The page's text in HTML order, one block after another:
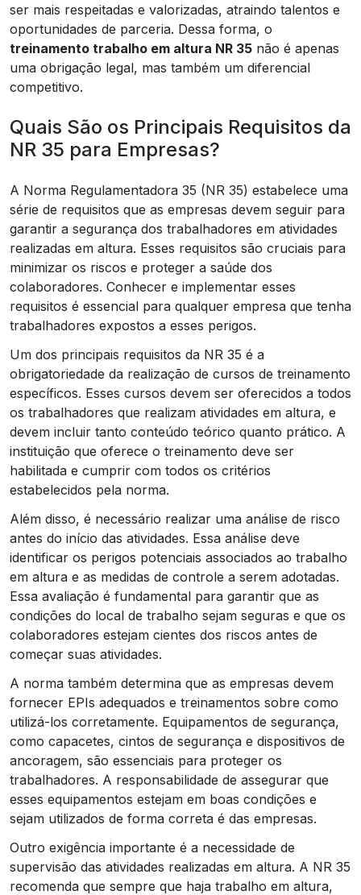
ser mais respeitadas e valorizadas, atraindo talentos e
oportunidades de parceria. Dessa forma, o
treinamento trabalho em altura NR 35 não é apenas
uma obrigação legal, mas também um diferencial
competitivo.
Quais São os Principais Requisitos da
NR 35 para Empresas?
A Norma Regulamentadora 35 (NR 35) estabelece uma
série de requisitos que as empresas devem seguir para
garantir a segurança dos trabalhadores em atividades
realizadas em altura. Esses requisitos são cruciais para
minimizar os riscos e proteger a saúde dos
colaboradores. Conhecer e implementar esses
requisitos é essencial para qualquer empresa que tenha
trabalhadores expostos a esses perigos.
Um dos principais requisitos da NR 35 é a
obrigatoriedade da realização de cursos de treinamento
específicos. Esses cursos devem ser oferecidos a todos
os trabalhadores que realizam atividades em altura, e
devem incluir tanto conteúdo teórico quanto prático. A
instituição que oferece o treinamento deve ser
habilitada e cumprir com todos os critérios
estabelecidos pela norma.
Além disso, é necessário realizar uma análise de risco
antes do início das atividades. Essa análise deve
identificar os perigos potenciais associados ao trabalho
em altura e as medidas de controle a serem adotadas.
Essa avaliação é fundamental para garantir que as
condições do local de trabalho sejam seguras e que os
colaboradores estejam cientes dos riscos antes de
começar suas atividades.
A norma também determina que as empresas devem
fornecer EPIs adequados e treinamentos sobre como
utilizá-los corretamente. Equipamentos de segurança,
como capacetes, cintos de segurança e dispositivos de
ancoragem, são essenciais para proteger os
trabalhadores. A responsabilidade de assegurar que
esses equipamentos estejam em boas condições e
sejam utilizados de forma correta é das empresas.
Outro exigência importante é a necessidade de
supervisão das atividades realizadas em altura. A NR 35
recomenda que sempre que haja trabalho em altura,